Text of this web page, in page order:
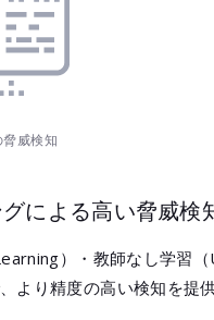
威検知
による高い脅威検
）・教師なし学習
より精度の高い検知を提供